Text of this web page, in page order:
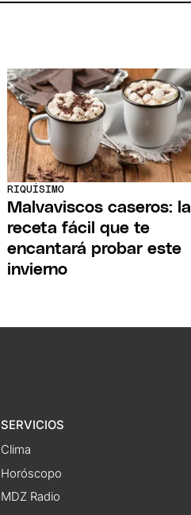
RIQUÍSIMO
Malvaviscos caseros: la
receta fácil que te
encantará probar este
invierno
SERVICIOS
Clima
Horóscopo
MDZ Radio